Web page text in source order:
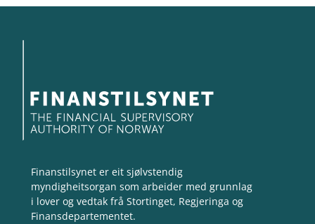
Finanstilsynet er eit sjølvstendig
myndigheitsorgan som arbeider med grunnlag
i lover og vedtak frå Stortinget, Regjeringa og
Finansdepartementet.